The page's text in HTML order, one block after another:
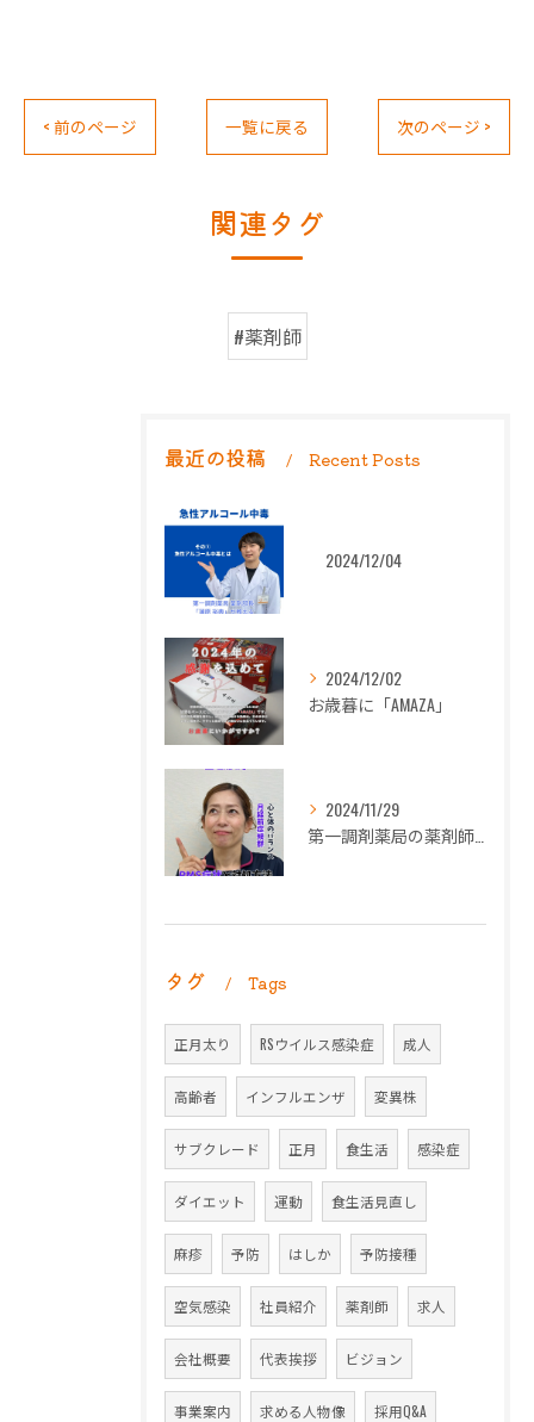
< 前のページ 一覧に戻る 次のページ >
関連タグ
#薬剤師
最近の投稿 Recent Posts
2024/12/04
2024/12/02
お歳暮に「AMAZA」
2024/11/29
タグ Tags
正月太り RSウイルス感染症 成人
高齢者 インフルエンザ 変異株
サブクレード 正月 食生活 感染症
ダイエット 運動 食生活見直し
麻疹 予防 はしか 予防接種
空気感染 社員紹介 薬剤師 求人
会社概要 代表挨拶 ビジョン
事業案内 求める人物像 採用Q&A